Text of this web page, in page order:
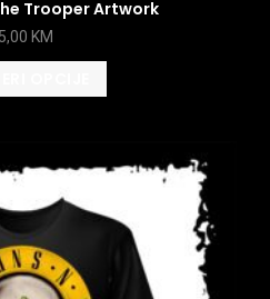
Trooper Artwork
KM